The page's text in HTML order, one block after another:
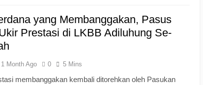
yang Membanggakan, Pasus
Prestasi di LKBB Adiluhung Se-
1 Month Ago 0 5 Mins
membanggakan kembali ditorehkan oleh Pasukan